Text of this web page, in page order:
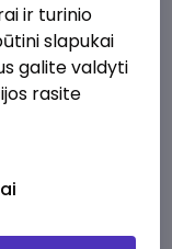
ekspertas
ir turinio
slapukai
galite valdyti
rasite